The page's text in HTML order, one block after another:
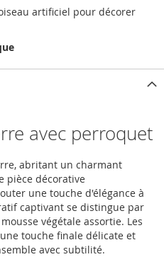
artificiel pour décorer
avec perroquet
abritant un charmant
pièce décorative
une touche d'élégance à
captivant se distingue par
végétale assortie. Les
touche finale délicate et
avec subtilité.